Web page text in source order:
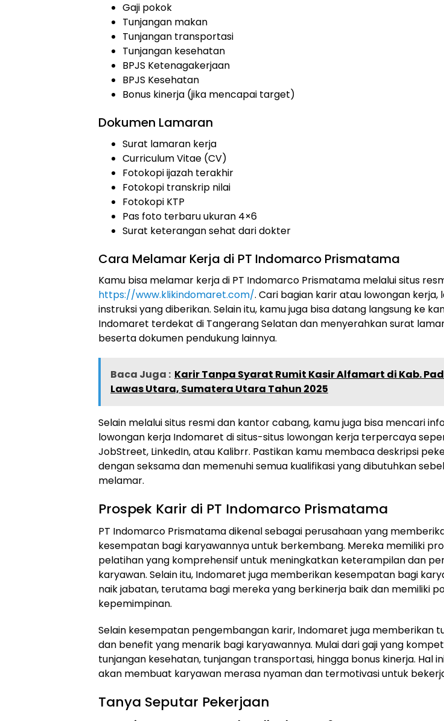
Gaji pokok
Tunjangan makan
Tunjangan transportasi
Tunjangan kesehatan
BPJS Ketenagakerjaan
BPJS Kesehatan
Bonus kinerja (jika mencapai target)
Dokumen Lamaran
Surat lamaran kerja
Curriculum Vitae (CV)
Fotokopi ijazah terakhir
Fotokopi transkrip nilai
Fotokopi KTP
Pas foto terbaru ukuran 4×6
Surat keterangan sehat dari dokter
Cara Melamar Kerja di PT Indomarco Prismatama
Kamu bisa melamar kerja di PT Indomarco Prismatama melalui situs
https://www.klikindomaret.com/. Cari bagian karir atau lowongan kerja,
instruksi yang diberikan. Selain itu, kamu juga bisa datang langsung ke
Indomaret terdekat di Tangerang Selatan dan menyerahkan surat
beserta dokumen pendukung lainnya.
Baca Juga : Karir Tanpa Syarat Rumit Kasir Alfamart di Kab.
Lawas Utara, Sumatera Utara Tahun 2025
Selain melalui situs resmi dan kantor cabang, kamu juga bisa mencari
lowongan kerja Indomaret di situs-situs lowongan kerja terpercaya
JobStreet, LinkedIn, atau Kalibrr. Pastikan kamu membaca deskripsi
dengan seksama dan memenuhi semua kualifikasi yang dibutuhkan
melamar.
Prospek Karir di PT Indomarco Prismatama
PT Indomarco Prismatama dikenal sebagai perusahaan yang
kesempatan bagi karyawannya untuk berkembang. Mereka memiliki
pelatihan yang komprehensif untuk meningkatkan keterampilan dan
karyawan. Selain itu, Indomaret juga memberikan kesempatan bagi
naik jabatan, terutama bagi mereka yang berkinerja baik dan memiliki
kepemimpinan.
Selain kesempatan pengembangan karir, Indomaret juga memberikan
dan benefit yang menarik bagi karyawannya. Mulai dari gaji yang
tunjangan kesehatan, tunjangan transportasi, hingga bonus kinerja. Hal
akan membuat karyawan merasa nyaman dan termotivasi untuk
Tanya Seputar Pekerjaan